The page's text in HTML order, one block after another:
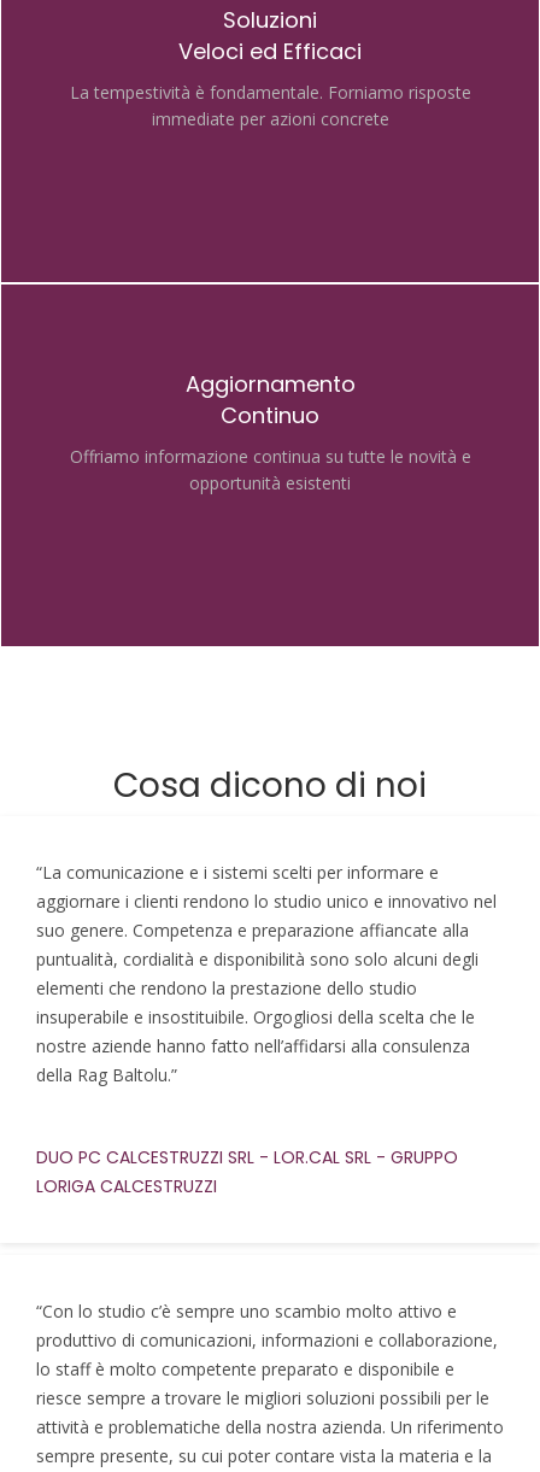
Soluzioni
Veloci ed Efficaci
La tempestività è fondamentale. Forniamo risposte
immediate per azioni concrete
Aggiornamento
Continuo
Offriamo informazione continua su tutte le novità e
opportunità esistenti
Cosa dicono di noi
“La comunicazione e i sistemi scelti per informare e
aggiornare i clienti rendono lo studio unico e innovativo nel
suo genere. Competenza e preparazione affiancate alla
puntualità, cordialità e disponibilità sono solo alcuni degli
elementi che rendono la prestazione dello studio
insuperabile e insostituibile. Orgogliosi della scelta che le
nostre aziende hanno fatto nell’affidarsi alla consulenza
della Rag Baltolu.”
DUO PC CALCESTRUZZI SRL - LOR.CAL SRL - GRUPPO
LORIGA CALCESTRUZZI
“Con lo studio c’è sempre uno scambio molto attivo e
produttivo di comunicazioni, informazioni e collaborazione,
lo staff è molto competente preparato e disponibile e
riesce sempre a trovare le migliori soluzioni possibili per le
attività e problematiche della nostra azienda. Un riferimento
sempre presente, su cui poter contare vista la materia e la